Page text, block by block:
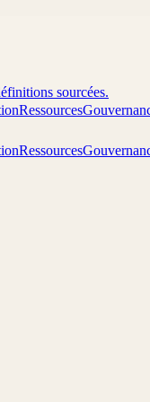
sourcées.
Ressources
Ressources